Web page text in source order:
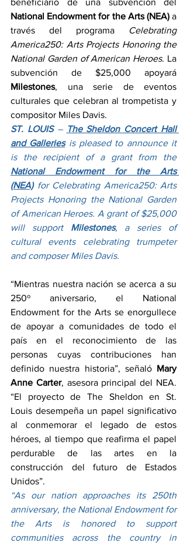
National Endowment for the Arts (NEA) a
través del programa
Celebrating
America250: Arts Projects Honoring the
National Garden of American Heroes. La
Milestones, una serie de eventos
culturales que celebran al trompetista y
compositor Miles Davis.
ST. LOUIS – The Sheldon Concert Hall
and Galleries is pleased to announce it
is the recipient of a grant from the
National Endowment for the Arts
(NEA) for Celebrating America250: Arts
Projects Honoring the National Garden
of American Heroes. A grant of $25,000
will support Milestones, a series of
cultural events celebrating trumpeter
and composer Miles Davis.
“Mientras nuestra nación se acerca a su
250º aniversario, el National
Endowment for the Arts se enorgullece
de apoyar a comunidades de todo el
país en el reconocimiento de las
personas cuyas contribuciones han
definido nuestra historia”, señaló Mary
Anne Carter, asesora principal del NEA.
“El proyecto de The Sheldon en St.
Louis desempeña un papel significativo
al conmemorar el legado de estos
héroes, al tiempo que reafirma el papel
perdurable de las artes en la
construcción del futuro de Estados
Unidos”.
“As our nation approaches its 250th
anniversary, the National Endowment for
the Arts is honored to support
communities across the country in